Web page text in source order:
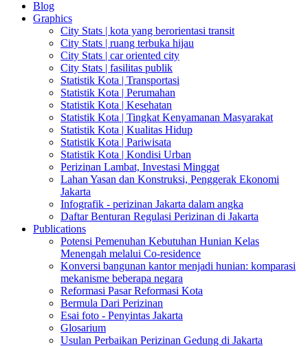
Blog
Graphics
City Stats | kota yang berorientasi transit
City Stats | ruang terbuka hijau
City Stats | car oriented city
City Stats | fasilitas publik
Statistik Kota | Transportasi
Statistik Kota | Perumahan
Statistik Kota | Kesehatan
Statistik Kota | Tingkat Kenyamanan Masyarakat
Statistik Kota | Kualitas Hidup
Statistik Kota | Pariwisata
Statistik Kota | Kondisi Urban
Perizinan Lambat, Investasi Minggat
Lahan Yasan dan Konstruksi, Penggerak Ekonomi
Jakarta
Infografik - perizinan Jakarta dalam angka
Daftar Benturan Regulasi Perizinan di Jakarta
Publications
Potensi Pemenuhan Kebutuhan Hunian Kelas
Menengah melalui Co-residence
Konversi bangunan kantor menjadi hunian: komparasi
mekanisme beberapa negara
Reformasi Pasar Reformasi Kota
Bermula Dari Perizinan
Esai foto - Penyintas Jakarta
Glosarium
Usulan Perbaikan Perizinan Gedung di Jakarta